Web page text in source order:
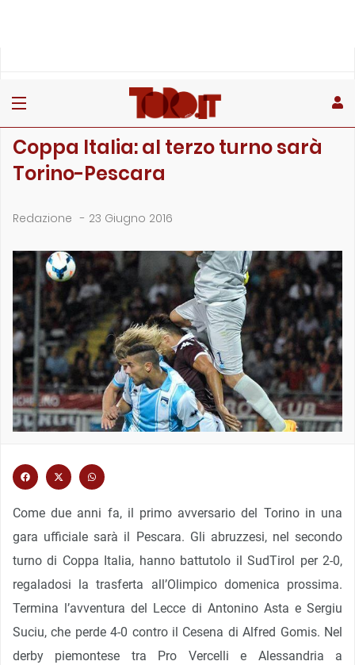
Coppa Italia: al terzo turno sarà
Torino-Pescara
Redazione - 23 Giugno 2016
Come due anni fa, il primo avversario del Torino in una
gara ufficiale sarà il Pescara. Gli abruzzesi, nel secondo
turno di Coppa Italia, hanno battutolo il SudTirol per 2-0,
regaladosi la trasferta all’Olimpico domenica prossima.
Termina l’avventura del Lecce di Antonino Asta e Sergiu
Suciu, che perde 4-0 contro il Cesena di Alfred Gomis. Nel
derby piemontese tra Pro Vercelli e Alessandria a